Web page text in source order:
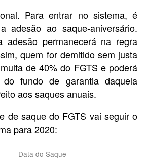
Para entrar no sistema, é
adesão ao saque-aniversário.
adesão permanecerá na regra
quem for demitido sem justa
de 40% do FGTS e poderá
fundo de garantia daquela
aos saques anuais.
de saque do FGTS vai seguir o
para 2020:
Data do Saque